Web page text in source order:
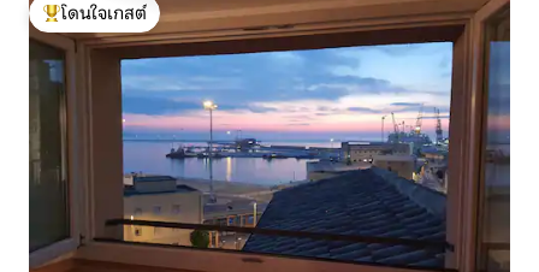
โดนใจเกสต์ที่สุด
โดนใจเกสต์